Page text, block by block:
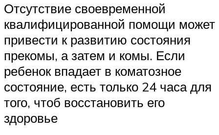
Отсутствие своевременной
квалифицированной помощи может
привести к развитию состояния
прекомы, а затем и комы. Если
ребенок впадает в коматозное
состояние, есть только 24 часа для
того, чтоб восстановить его
здоровье